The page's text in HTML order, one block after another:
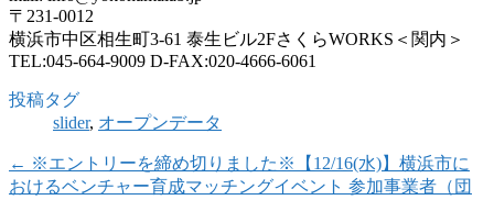
〒231-0012
横浜市中区相生町3-61 泰生ビル2FさくらWORKS＜関内＞
TEL:045-664-9009 D-FAX:020-4666-6061
投稿タグ
slider, オープンデータ
← ※エントリーを締め切りました※【12/16(水)】横浜市に
おけるベンチャー育成マッチングイベント 参加事業者（団